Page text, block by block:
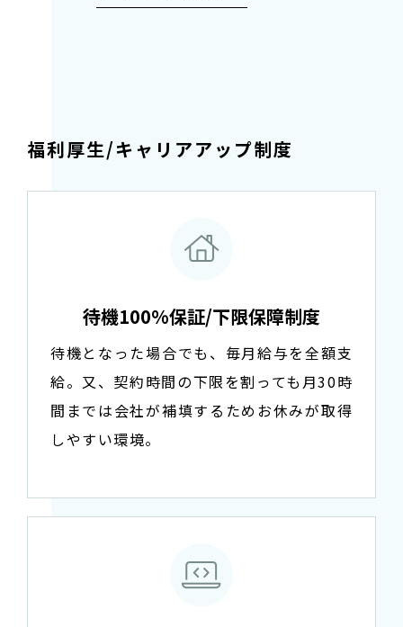
福利厚生/キャリアアップ制度
待機100%保証/下限保障制度
待機となった場合でも、毎月給与を全額支
給。又、契約時間の下限を割っても月30時
間までは会社が補填するためお休みが取得
しやすい環境。